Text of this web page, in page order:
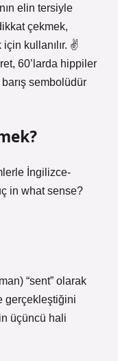
elin tersiyle
çekmek,
kullanılır. ✌
60’larda hippiler
sembolüdür
İngilizce-
in what sense?
“sent” olarak
gerçekleştiğini
üçüncü hali